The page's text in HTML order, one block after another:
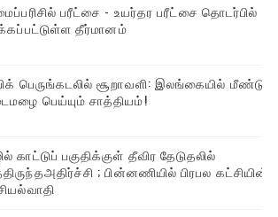
பரீட்சை - உயர்தர பரீட்சை தொடர்பில்
தீர்மானம்
பெருங்கடலில் சூறாவளி: இலங்கையில் மீண்டும்
பெய்யும் சாத்தியம்!
காட்டுப் பகுதிக்குள் தீவிர தேடுதலில்
; பின்னணியில் பிரபல கட்சியின்